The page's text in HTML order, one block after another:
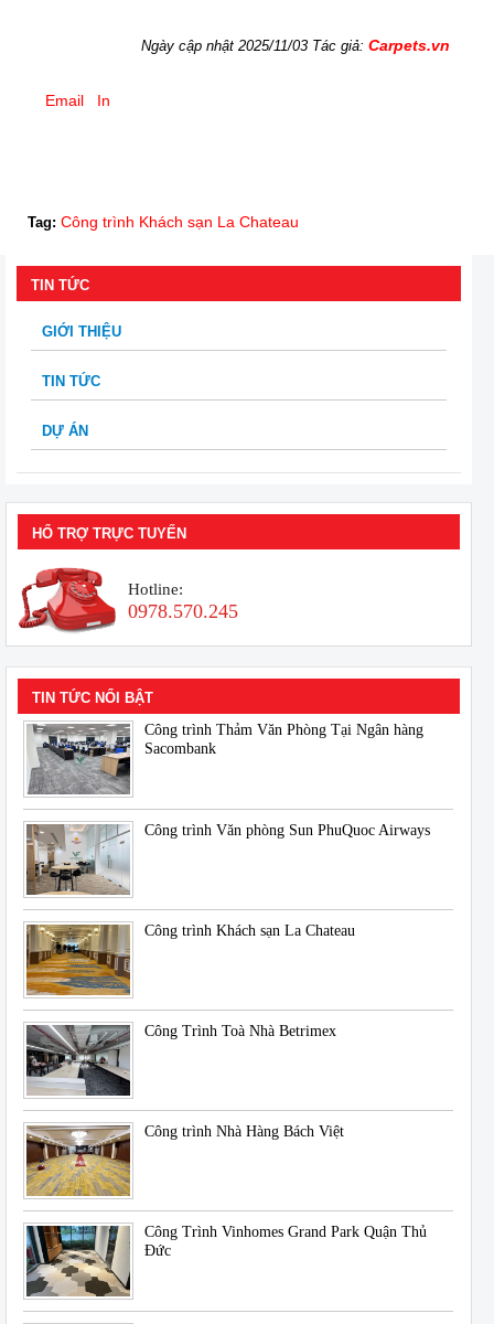
Ngày cập nhật 2025/11/03 Tác giả: Carpets.vn
Email In
Tag: Công trình Khách sạn La Chateau
TIN TỨC
GIỚI THIỆU
TIN TỨC
DỰ ÁN
HỔ TRỢ TRỰC TUYẾN
Hotline:
0978.570.245
TIN TỨC NỔI BẬT
Công trình Thảm Văn Phòng Tại Ngân hàng
Sacombank
Công trình Văn phòng Sun PhuQuoc Airways
Công trình Khách sạn La Chateau
Công Trình Toà Nhà Betrimex
Công trình Nhà Hàng Bách Việt
Công Trình Vinhomes Grand Park Quận Thủ
Đức